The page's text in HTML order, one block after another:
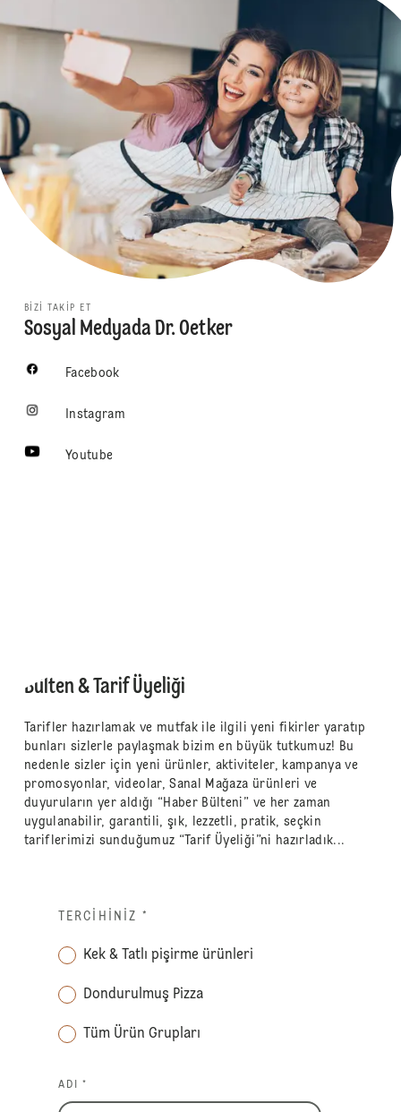
BIZI TAKIP ET
Sosyal Medyada Dr. Oetker
Facebook
Instagram
Youtube
Bülten & Tarif Üyeliği
Tarifler hazırlamak ve mutfak ile ilgili yeni fikirler yaratıp
bunları sizlerle paylaşmak bizim en büyük tutkumuz! Bu
nedenle sizler için yeni ürünler, aktiviteler, kampanya ve
promosyonlar, videolar, Sanal Mağaza ürünleri ve
duyuruların yer aldığı “Haber Bülteni” ve her zaman
uygulanabilir, garantili, şık, lezzetli, pratik, seçkin
tariflerimizi sunduğumuz “Tarif Üyeliği”ni hazırladık...
TERCIHINIZ *
Kek & Tatlı pişirme ürünleri
Dondurulmuş Pizza
Tüm Ürün Grupları
ADI *